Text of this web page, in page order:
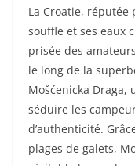
La Croatie, réputée
souffle et ses eaux
prisée des
le long de la
Mošćenicka
séduire les
d’authenticité.
plages de galets,